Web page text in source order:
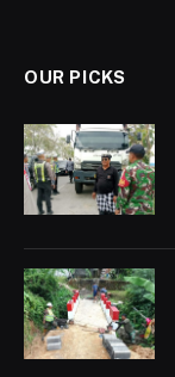
OUR PICKS